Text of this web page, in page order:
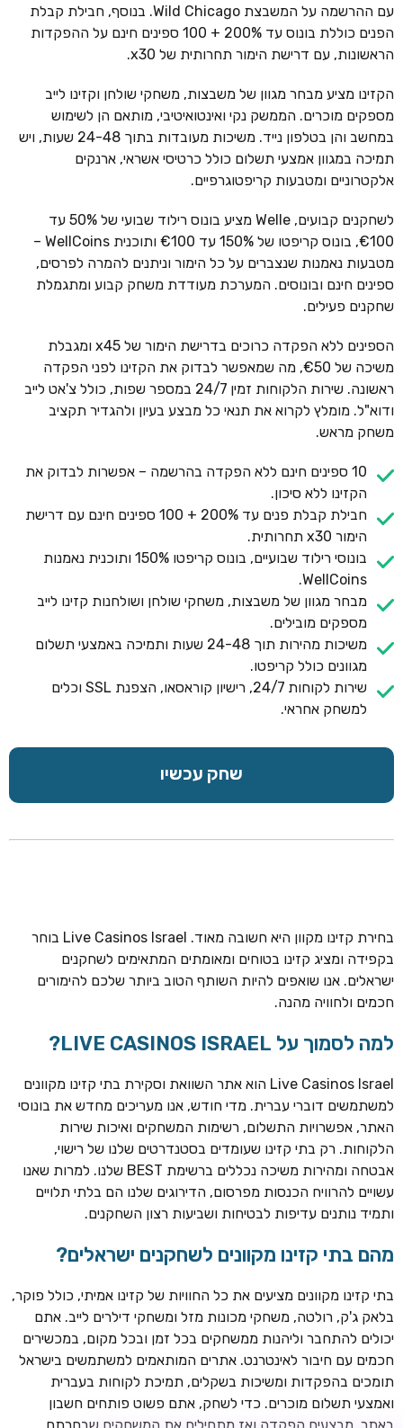
חבילת קבלת פנים: בונוס 100% עד 300€ + 100 ספיני בונוס על
ההפקדה הראשונה
CASOO
בונוס מתגלגל עד 2,000 ₪ + 200 ספינים חינם לשחקנים
חדשים
ROYSPINS
חינם על ההפקדות הראשונות
עם ההרשמה על המשבצת Wild Chicago. בנוסף, חבילת קבלת
הפנים כוללת בונוס עד 200% + 100 ספינים חינם על ההפקדות
הראשונות, עם דרישת הימור תחרותית של x30.
הקזינו מציע מבחר מגוון של משבצות, משחקי שולחן וקזינו לייב
מספקים מוכרים. הממשק נקי ואינטואיטיבי, מותאם הן לשימוש
במחשב והן בטלפון נייד. משיכות מעובדות בתוך 24-48 שעות, ויש
תמיכה במגוון אמצעי תשלום כולל כרטיסי אשראי, ארנקים
אלקטרוניים ומטבעות קריפטוגרפיים.
לשחקנים קבועים, Welle מציע בונוס רילוד שבועי של 50% עד
€100, בונוס קריפטו של 150% עד €100 ותוכנית WellCoins –
מטבעות נאמנות שנצברים על כל הימור וניתנים להמרה לפרסים,
ספינים חינם ובונוסים. המערכת מעודדת משחק קבוע ומתגמלת
שחקנים פעילים.
הספינים ללא הפקדה כרוכים בדרישת הימור של x45 ומגבלת
משיכה של €50, מה שמאפשר לבדוק את הקזינו לפני הפקדה
ראשונה. שירות הלקוחות זמין 24/7 במספר שפות, כולל צ'אט לייב
ודוא"ל. מומלץ לקרוא את תנאי כל מבצע בעיון ולהגדיר תקציב
משחק מראש.
10 ספינים חינם ללא הפקדה בהרשמה – אפשרות לבדוק את
הקזינו ללא סיכון.
חבילת קבלת פנים עד 200% + 100 ספינים חינם עם דרישת
הימור x30 תחרותית.
בונוסי רילוד שבועיים, בונוס קריפטו 150% ותוכנית נאמנות
WellCoins.
מבחר מגוון של משבצות, משחקי שולחן ושולחנות קזינו לייב
מספקים מובילים.
משיכות מהירות תוך 24-48 שעות ותמיכה באמצעי תשלום
מגוונים כולל קריפטו.
שירות לקוחות 24/7, רישיון קוראסאו, הצפנת SSL וכלים
למשחק אחראי.
שחק עכשיו
בחירת קזינו מקוון היא חשובה מאוד. Live Casinos Israel בוחר
בקפידה ומציג קזינו בטוחים ומאומתים המתאימים לשחקנים
ישראלים. אנו שואפים להיות השותף הטוב ביותר שלכם להימורים
חכמים ולחוויה מהנה.
למה לסמוך על LIVE CASINOS ISRAEL?
Live Casinos Israel הוא אתר השוואת וסקירת בתי קזינו מקוונים
למשתמשים דוברי עברית. מדי חודש, אנו מעריכים מחדש את בונוסי
האתר, אפשרויות התשלום, רשימות המשחקים ואיכות שירות
הלקוחות. רק בתי קזינו שעומדים בסטנדרטים שלנו של רישוי,
אבטחה ומהירות משיכה נכללים ברשימת BEST שלנו. למרות שאנו
עשויים להרוויח הכנסות מפרסום, הדירוגים שלנו הם בלתי תלויים
ותמיד נותנים עדיפות לבטיחות ושביעות רצון השחקנים.
מהם בתי קזינו מקוונים לשחקנים ישראלים?
בתי קזינו מקוונים מציעים את כל החוויות של קזינו אמיתי, כולל פוקר,
בלאק ג'ק, רולטה, משחקי מכונות מזל ומשחקי דילרים לייב. אתם
יכולים להתחבר וליהנות ממשחקים בכל זמן ובכל מקום, במכשירים
חכמים עם חיבור לאינטרנט. אתרים המותאמים למשתמשים בישראל
תומכים בהפקדות ומשיכות בשקלים, תמיכת לקוחות בעברית
ואמצעי תשלום מוכרים. כדי לשחק, אתם פשוט פותחים חשבון